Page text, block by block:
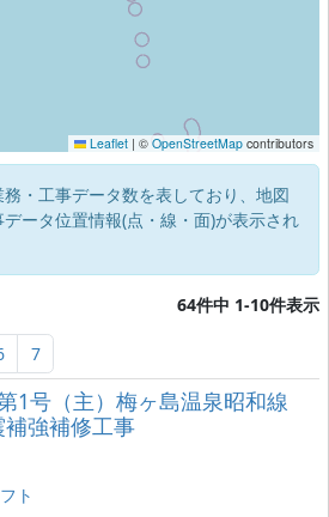
Leaflet | © OpenStreetMap contributors
・工事データ数を表しており、地図
ータ位置情報(点・線・面)が表示され
64件中 1-10件表示
7
1号（主）梅ヶ島温泉昭和線
補強補修工事
ト